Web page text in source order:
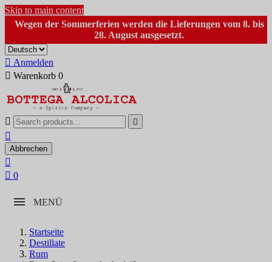
Skip to main content
Wegen der Sommerferien werden die Lieferungen vom 8. bis
28. August ausgesetzt.
 Anmelden
 Warenkorb 0
 

Abbrechen

 0
MENÜ
Startseite
Destillate
Rum